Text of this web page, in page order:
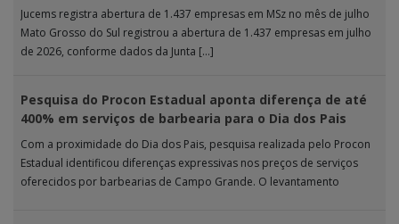
Jucems registra abertura de 1.437 empresas em MSz no mês de julho
Mato Grosso do Sul registrou a abertura de 1.437 empresas em julho
de 2026, conforme dados da Junta […]
Pesquisa do Procon Estadual aponta diferença de até
400% em serviços de barbearia para o Dia dos Pais
Com a proximidade do Dia dos Pais, pesquisa realizada pelo Procon
Estadual identificou diferenças expressivas nos preços de serviços
oferecidos por barbearias de Campo Grande. O levantamento